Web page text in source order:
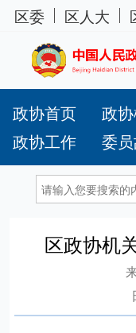
区委 区人大
政协首页 政
政协工作
委
区政协机